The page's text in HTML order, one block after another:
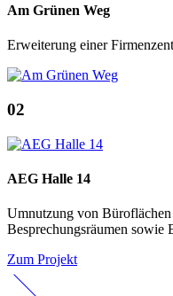
Am Grünen Weg
Erweiterung einer
02
AEG Halle 14
Umnutzung von
Besprechungsräumen sowie
Zum Projekt